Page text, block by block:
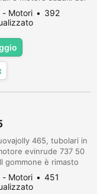
del battello
leggermente trattabile
IL CARRELLO
- Motori
392
465, tubolari in
evinrude 737 50
gommone è rimasto
molti anni, vendo per
di spazio.
- Motori
451